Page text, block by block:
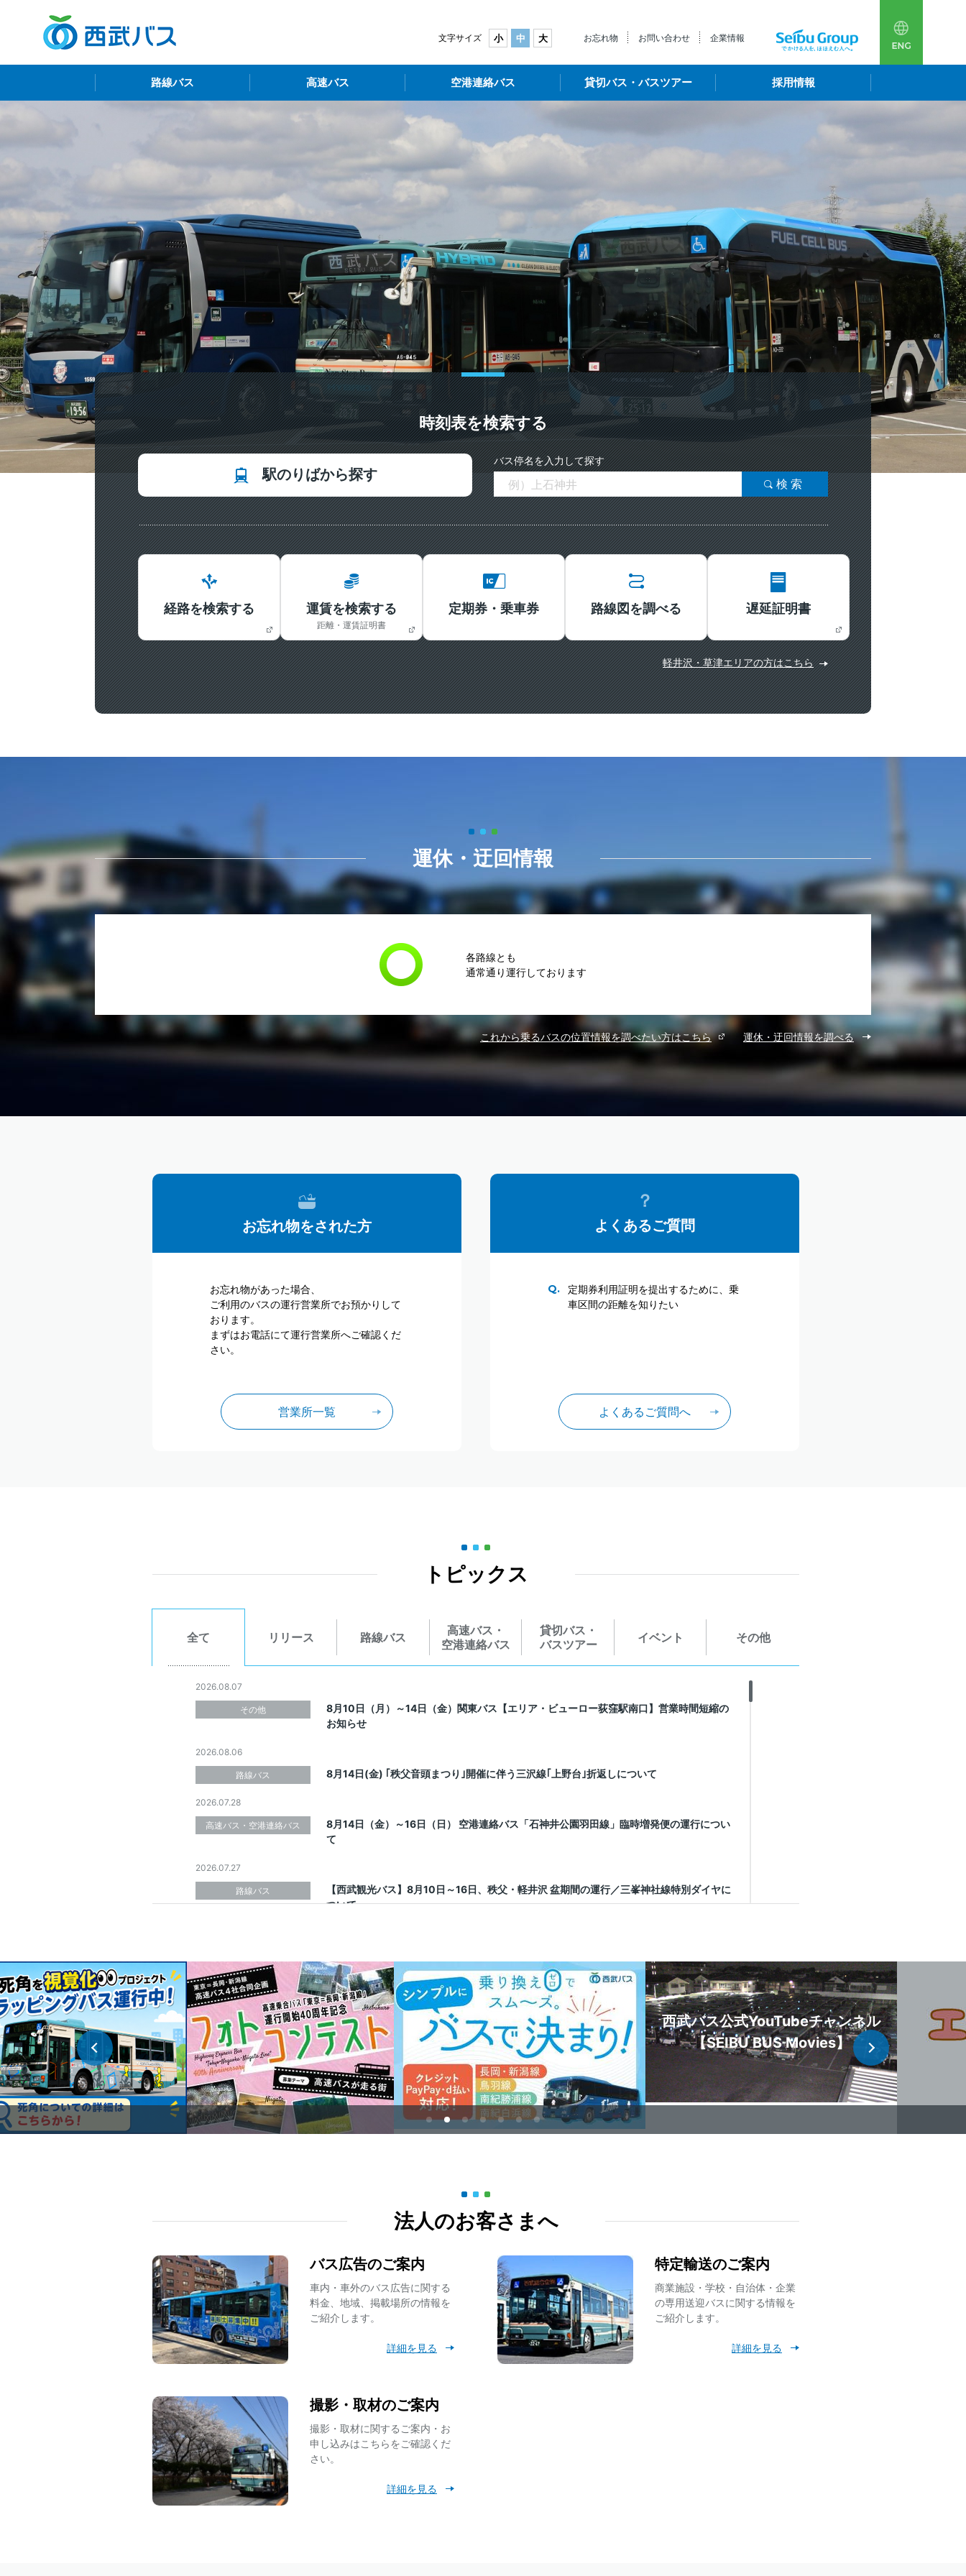
文字サイズ 小 中 大 お忘れ物 お問い合わせ 企業情報
路線バス 高速バス 空港連絡バス 貸切バス・バスツアー 採用情報
時刻表を検索する
駅のりばから探す
バス停名を入力して探す
検索
経路を検索する 運賃を検索する
距離・運賃証明書
定期券・乗車券 路線図を調べる 遅延証明書
軽井沢・草津エリアの方はこちら
運休・迂回情報
各路線とも
通常通り運行しております
これから乗るバスの位置情報を調べたい方はこちら 運休・迂回情報を調べる
お忘れ物をされた方
お忘れ物があった場合、
ご利用のバスの運行営業所でお預かりして
おります。
まずはお電話にて運行営業所へご確認くだ
さい。
営業所一覧
よくあるご質問
定期券利用証明を提出するために、乗
車区間の距離を知りたい
よくあるご質問へ
トピックス
全て リリース 路線バス
高速バス・
空港連絡バス
貸切バス・
バスツアー
イベント その他
2026.08.07
その他
8月10日（月）～14日（金）関東バス【エリア・ビューロー荻窪駅南口】営業時間短縮の
お知らせ
2026.08.06
路線バス 8月14日(金) ｢秩父音頭まつり｣開催に伴う三沢線｢上野台｣折返しについて
2026.07.28
高速バス・空港連絡バス
8月14日（金）～16日（日） 空港連絡バス「石神井公園羽田線」臨時増発便の運行につい
て
2026.07.27
路線バス
【西武観光バス】8月10日～16日、秩父・軽井沢 盆期間の運行／三峯神社線特別ダイヤに
ついて
2026.07.17
路線バス 8月1日～8月31日、軽井沢駅～星野温泉トンボの湯間 増便について
2026.07.16
高速バス・空港連絡バス
8月17日（月） 高速乗合バス「南紀勝浦線」 花火大会開催に伴う一部便の停留所休止に
ついて
2026.07.14
高速バス・空港連絡バス 7月/8月 高速乗合バス「長岡・新潟線」工事に伴う一部便の停留所休止について
高速バス・空港連絡バス
8月10日（月） 高速乗合バス「南紀白浜線」花火大会開催に伴う一部便の停留所休止に
2026.07.08
高速バス・空港連絡バス 8月8日（土） 高速乗合バス「南紀白浜線」催事に伴う一部便の停留所休止について
2026.07.03
路線バス 7月11日（土）始発～終バスまで 工事に伴う【東村山駅西口】バス乗り場移動のお知らせ
2026.07.03
2026.07.01
路線バス
【6月1日追記】7月1日(水) 運賃改定を実施いたします【運賃検索対応開始・共通定期券金
額掲載】
2026.07.01
路線バス
西武バス公式YouTubeチャンネル
【SEIBU BUS Movies】
1 2 3 4 5 6
法人のお客さまへ
バス広告のご案内
車内・車外のバス広告に関する
料金、地域、掲載場所の情報を
ご紹介します。
詳細を見る
特定輸送のご案内
商業施設・学校・自治体・企業
の専用送迎バスに関する情報を
ご紹介します。
詳細を見る
撮影・取材のご案内
撮影・取材に関するご案内・お
申し込みはこちらをご確認くだ
さい。
詳細を見る